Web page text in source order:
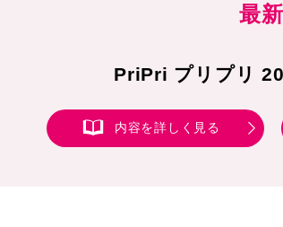
最
PriPri プリプリ
内容を詳しく見る